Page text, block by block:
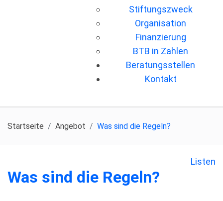
Stiftungszweck
Organisation
Finanzierung
BTB in Zahlen
Beratungsstellen
Kontakt
Startseite Angebot Was sind die Regeln?
Listen
Was sind die Regeln?